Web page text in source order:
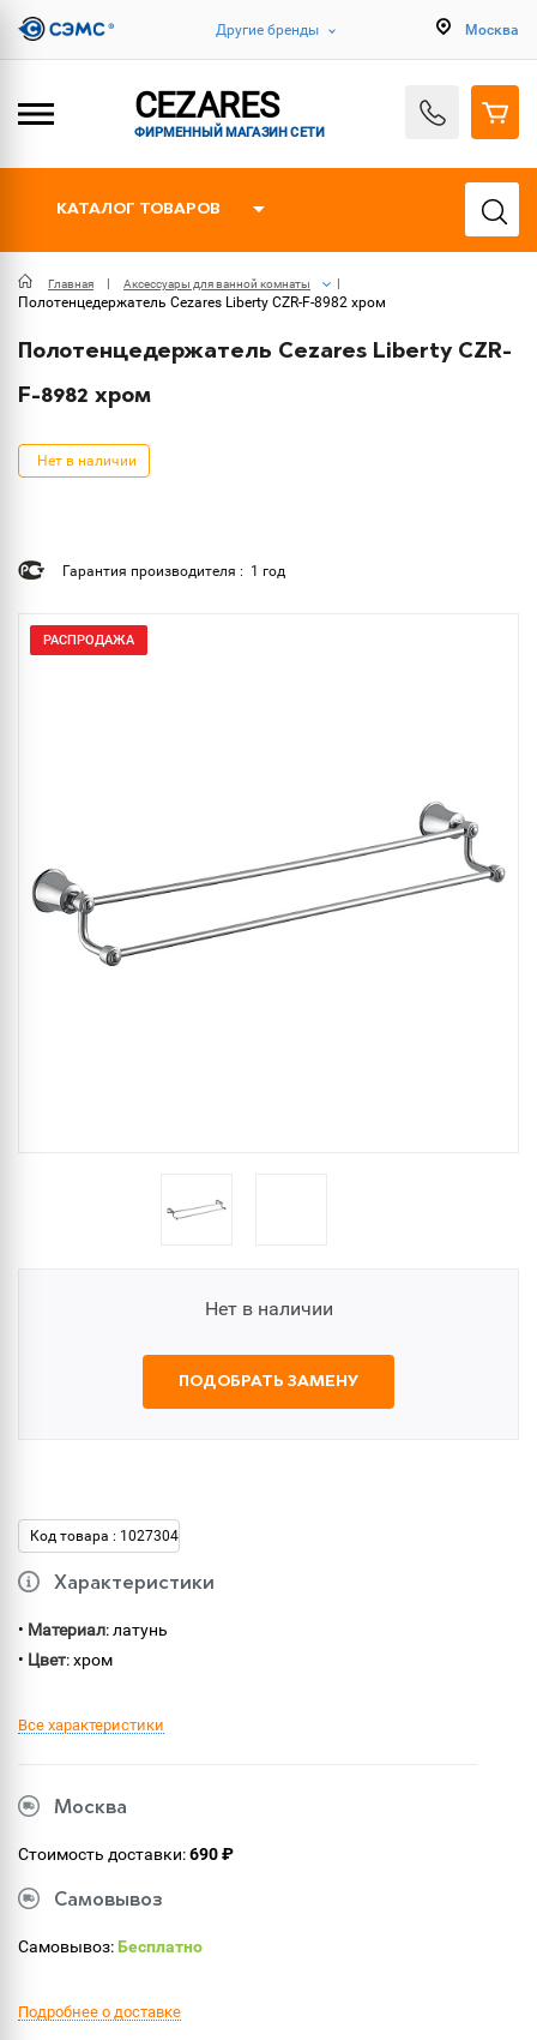
Другие бренды Москва
CEZARES
ФИРМЕННЫЙ МАГАЗИН СЕТИ
КАТАЛОГ ТОВАРОВ
Главная Аксессуары для ванной комнаты
Полотенцедержатель Cezares Liberty CZR-F-8982 хром
Полотенцедержатель Cezares Liberty CZR-
F-8982 хром
Нет в наличии
Гарантия производителя : 1 год
РАСПРОДАЖА
Нет в наличии
ПОДОБРАТЬ ЗАМЕНУ
Код товара : 1027304
Характеристики
• Материал: латунь
• Цвет: хром
Все характеристики
Москва
Стоимость доставки:690 ₽
Самовывоз
Самовывоз:Бесплатно
Подробнее о доставке